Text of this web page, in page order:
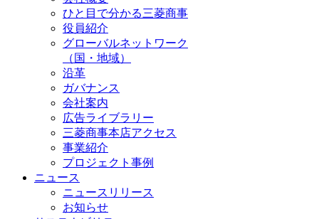
ひと目で分かる三菱商事
役員紹介
グローバルネットワーク
（国・地域）
沿革
ガバナンス
会社案内
広告ライブラリー
三菱商事本店アクセス
事業紹介
プロジェクト事例
ニュース
ニュースリリース
お知らせ